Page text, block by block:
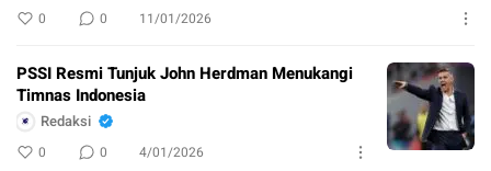
0 0 11/01/2026
PSSI Resmi Tunjuk John Herdman Menukangi
Timnas Indonesia
Redaksi
0 0 4/01/2026